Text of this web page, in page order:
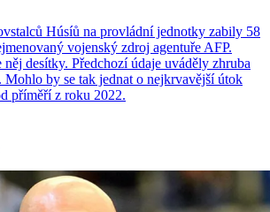
Húsíů na provládní jednotky zabily 58
vojenský zdroj agentuře AFP.
desítky. Předchozí údaje uváděly zhruba
by se tak jednat o nejkrvavější útok
příměří z roku 2022.